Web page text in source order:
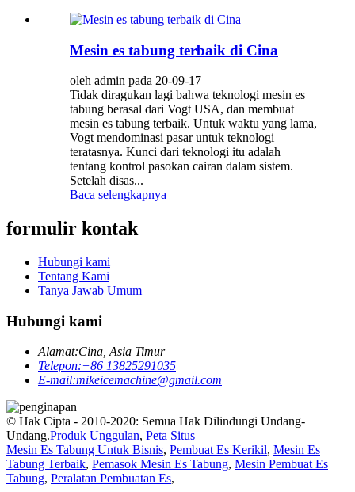
Mesin es tabung terbaik di Cina
oleh admin pada 20-09-17
Tidak diragukan lagi bahwa teknologi mesin es
tabung berasal dari Vogt USA, dan membuat
mesin es tabung terbaik. Untuk waktu yang lama,
Vogt mendominasi pasar untuk teknologi
teratasnya. Kunci dari teknologi itu adalah
tentang kontrol pasokan cairan dalam sistem.
Setelah disas...
Baca selengkapnya
formulir kontak
Hubungi kami
Tentang Kami
Tanya Jawab Umum
Hubungi kami
Alamat:Cina, Asia Timur
Telepon:+86 13825291035
E-mail:mikeicemachine@gmail.com
© Hak Cipta - 2010-2020: Semua Hak Dilindungi Undang-
Undang.Produk Unggulan, Peta Situs
Mesin Es Tabung Untuk Bisnis, Pembuat Es Kerikil, Mesin Es
Tabung Terbaik, Pemasok Mesin Es Tabung, Mesin Pembuat Es
Tabung, Peralatan Pembuatan Es,